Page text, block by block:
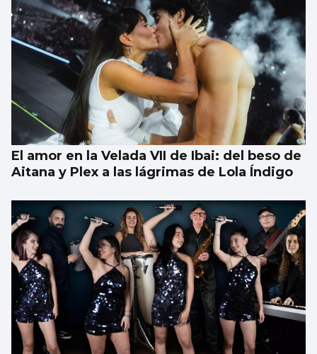
El amor en la Velada VII de Ibai: del beso de
Aitana y Plex a las lágrimas de Lola Índigo